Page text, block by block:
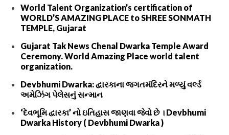
World Talent Organization’s certification of
WORLD’S AMAZING PLACE to SHREE SONMATH
TEMPLE, Gujarat
Gujarat Tak News Chenal Dwarka Temple Award
Ceremony. World Amazing Place world talent
organization.
Devbhumi Dwarka: દ્વારકાના જગતમંદિરને મળ્યું વર્લ્ડ
અમેઝિંગ પેલેસનું સન્માન
‘દેવભૂમિ દ્વારકા’ નો ઇતિહાસ જાણવા જેવો છે । Devbhumi
Dwarka History ( Devbhumi Dwarka )